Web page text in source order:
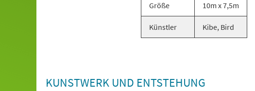
Größe 10m x 7,5m
Künstler Kibe, Bird
KUNSTWERK UND ENTSTEHUNG